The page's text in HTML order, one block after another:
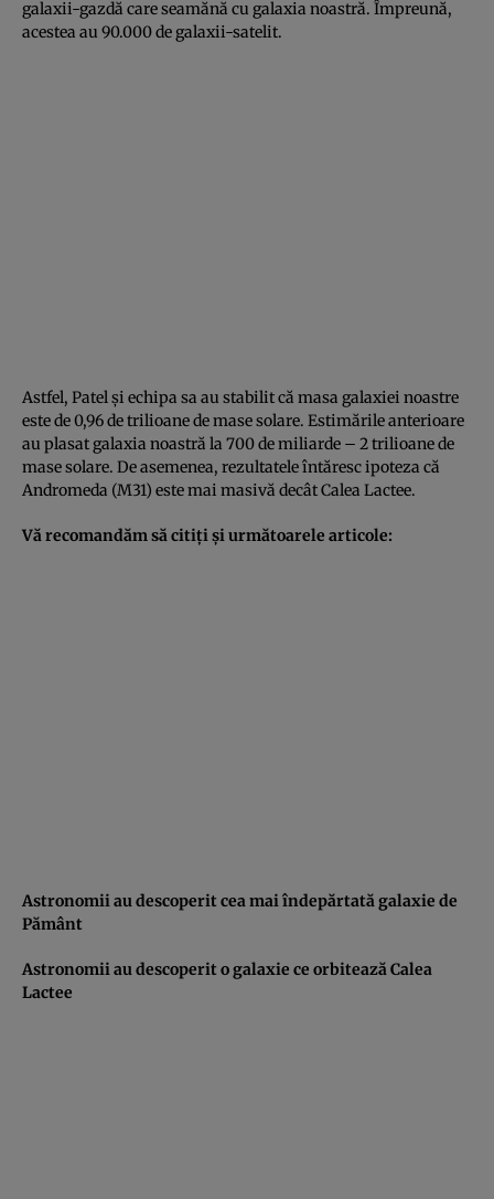
galaxii-gazdă care seamănă cu galaxia noastră. Împreună,
acestea au 90.000 de galaxii-satelit.
Astfel, Patel şi echipa sa au stabilit că masa galaxiei noastre
este de 0,96 de trilioane de mase solare. Estimările anterioare
au plasat galaxia noastră la 700 de miliarde – 2 trilioane de
mase solare. De asemenea, rezultatele întăresc ipoteza că
Andromeda (M31) este mai masivă decât Calea Lactee.
Vă recomandăm să citiţi şi următoarele articole:
Astronomii au descoperit cea mai îndepărtată galaxie de
Pământ
Astronomii au descoperit o galaxie ce orbitează Calea
Lactee